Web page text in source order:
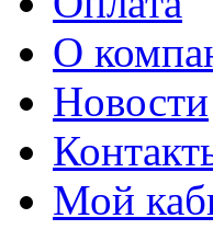
О
Новости
Мой